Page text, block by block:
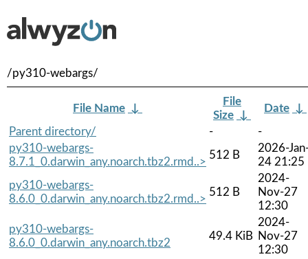
/py310-webargs/
File Name ↓
File
Size ↓
Date ↓
Parent directory/
-
-
py310-webargs-
8.7.1_0.darwin_any.noarch.tbz2.rmd..>
512 B
2026-
24 21:25
py310-webargs-
8.6.0_0.darwin_any.noarch.tbz2.rmd..>
512 B
2024-
Nov-27
12:30
py310-webargs-
8.6.0_0.darwin_any.noarch.tbz2
49.4 KiB
2024-
Nov-27
12:30